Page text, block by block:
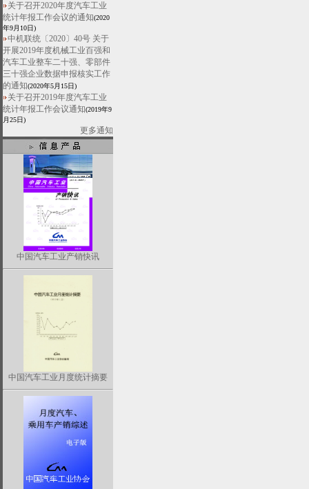
关于召开2020年度汽车工业
统计年报工作会议的通知(2020
年9月10日)
中机联统〔2020〕40号 关于
开展2019年度机械工业百强和
汽车工业整车二十强、零部件
三十强企业数据申报核实工作
的通知(2020年5月15日)
关于召开2019年度汽车工业
统计年报工作会议通知(2019年9
月25日)
更多通知
中国汽车工业产销快讯
中国汽车工业月度统计摘要